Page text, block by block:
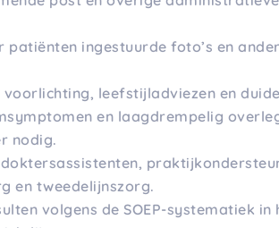
patiënten ingestuurde foto’s en
voorlichting, leefstijladviezen en
en laagdrempelig
nodig.
en tweedelijnszorg.
volgens de SOEP-systematiek in